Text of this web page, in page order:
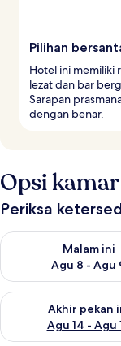
Pilihan
Hotel ini memiliki
lezat dan bar
Sarapan
dengan benar.
Opsi kamar
Periksa
Malam ini
Agu 8 - Agu
Periksa
Akhir pekan
Agu 14 - Agu
Periksa